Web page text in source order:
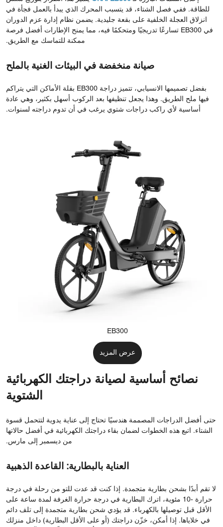
للطاقة. ففي فصل الشتاء، قد يتسبب المحرك الذي يبدأ بالعمل فجأة في
انزلاق العجلة الخلفية على بقعة جليدية. يضمن نظام إدارة عزم الدوران
في EB300 تسارعًا تدريجيًا ومتحكمًا فيه، مما يمنح الإطارات أفضل فرصة
ممكنة للتماسك مع الطريق.
صيانة منخفضة في البيئات الغنية بالملح
بفضل تصميمها الانسيابي، تتميز دراجة EB300 بقلة الأماكن التي يتراكم
فيها ملح الطريق. وهذا يجعل تنظيفها بعد الركوب أسهل بكثير، وهي عادة
أساسية لأي راكب دراجات شتوي يرغب في أن تدوم دراجته لسنوات.
EB300
عرض المزيد
نصائح أساسية لصيانة دراجتك الكهربائية
الشتوية
حتى أفضل الدراجات المصممة هندسيًا تحتاج إلى عناية يدوية لتتحمل قسوة
الشتاء. اتبع هذه الخطوات لضمان بقاء دراجتك الكهربائية في أفضل حالاتها
من ديسمبر إلى مارس.
العناية بالبطارية: القاعدة الذهبية
لا تقم أبدًا بشحن بطارية متجمدة. إذا كنت قد عدت للتو من رحلة في درجة
حرارة -10 مئوية، اترك البطارية في درجة حرارة الغرفة لمدة ساعة على
الأقل قبل توصيلها بالكهرباء. قد يؤدي شحن بطارية متجمدة إلى تلف دائم
في خلاياها. إذا أمكن، خزّن دراجتك (أو على الأقل البطارية) داخل منزلك